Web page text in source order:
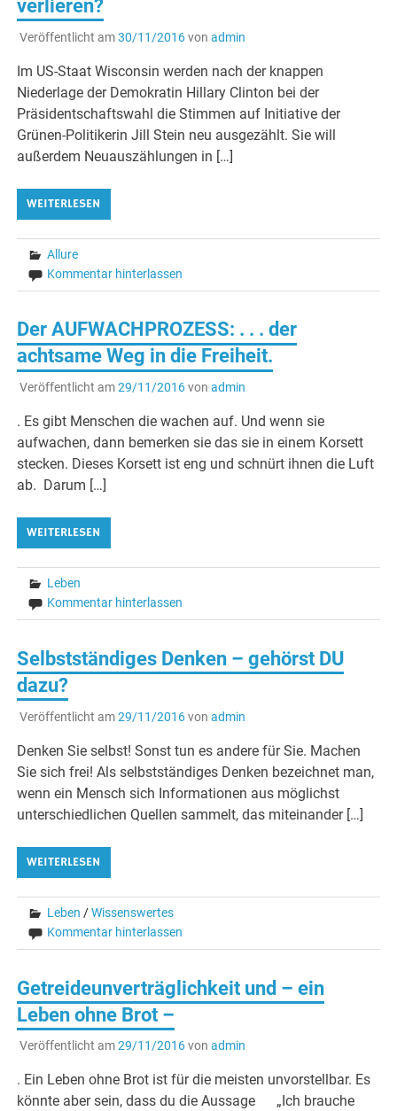
verlieren?
Veröffentlicht am30/11/2016von admin
Im US-Staat Wisconsin werden nach der knappen
Niederlage der Demokratin Hillary Clinton bei der
Präsidentschaftswahl die Stimmen auf Initiative der
Grünen-Politikerin Jill Stein neu ausgezählt. Sie will
außerdem Neuauszählungen in […]
WEITERLESEN
Allure
Kommentar hinterlassen
Der AUFWACHPROZESS: . . . der
achtsame Weg in die Freiheit.
Veröffentlicht am29/11/2016von admin
. Es gibt Menschen die wachen auf. Und wenn sie
aufwachen, dann bemerken sie das sie in einem Korsett
stecken. Dieses Korsett ist eng und schnürt ihnen die Luft
ab. Darum […]
WEITERLESEN
Leben
Kommentar hinterlassen
Selbstständiges Denken – gehörst DU
dazu?
Veröffentlicht am29/11/2016von admin
Denken Sie selbst! Sonst tun es andere für Sie. Machen
Sie sich frei! Als selbstständiges Denken bezeichnet man,
wenn ein Mensch sich Informationen aus möglichst
unterschiedlichen Quellen sammelt, das miteinander […]
WEITERLESEN
Leben /Wissenswertes
Kommentar hinterlassen
Getreideunverträglichkeit und – ein
Leben ohne Brot –
Veröffentlicht am29/11/2016von admin
. Ein Leben ohne Brot ist für die meisten unvorstellbar. Es
könnte aber sein, dass du die Aussage „Ich brauche